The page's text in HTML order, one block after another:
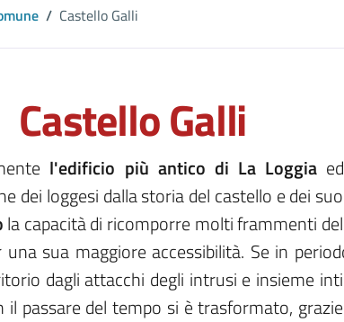
/ Castello Galli
Castello Galli
l'edificio più antico di La Loggia
dei loggesi dalla storia del castello e dei
la capacità di ricomporre molti frammenti
sua maggiore accessibilità. Se in
dagli attacchi degli intrusi e insieme
passare del tempo si è trasformato,